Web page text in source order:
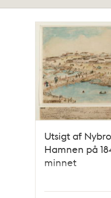
Utsigt af
Hamnen på
minnet